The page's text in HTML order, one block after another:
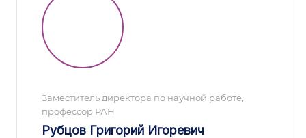
Заместитель директора по научной работе,
профессор РАН
Рубцов Григорий Игоревич